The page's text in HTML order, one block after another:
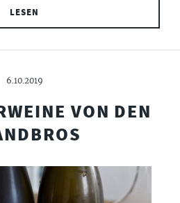
LESEN
6.10.2019
VON DEN